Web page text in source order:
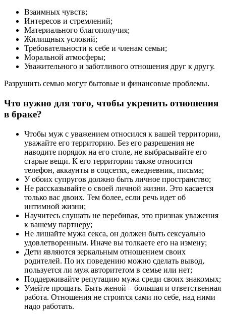
Взаимных чувств;
Интересов и стремлений;
Материального благополучия;
Жилищных условий;
Требовательности к себе и членам семьи;
Моральной атмосферы;
Уважительного и заботливого отношения друг к другу.
Разрушить семью могут бытовые и финансовые проблемы.
Что нужно для того, чтобы укрепить отношения
в браке?
Чтобы муж с уважением относился к вашей территории,
уважайте его территорию. Без его разрешения не
наводите порядок на его столе, не выбрасывайте его
старые вещи. К его территории также относится
телефон, аккаунты в соцсетях, ежедневник, письма;
У обоих супругов должно быть личное пространство;
Не рассказывайте о своей личной жизни. Это касается
только вас двоих. Тем более, если речь идет об
интимной жизни;
Научитесь слушать не перебивая, это признак уважения
к вашему партнеру;
Не лишайте мужа секса, он должен быть сексуально
удовлетворенным. Иначе вы толкаете его на измену;
Дети являются зеркальным отношением своих
родителей. По их поведению можно сделать вывод,
пользуется ли муж авторитетом в семье или нет;
Поддерживайте репутацию мужа среди своих знакомых;
Умейте прощать. Быть женой – большая и ответственная
работа. Отношения не строятся сами по себе, над ними
надо работать.